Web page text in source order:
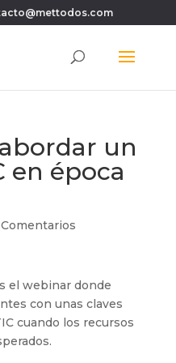
un
en época
el webinar donde
con unas claves
cuando los recursos